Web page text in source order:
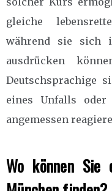
gleiche
während sie sich
ausdrücken
Deutschsprachige
eines Unfalls oder
angemessen
Wo können